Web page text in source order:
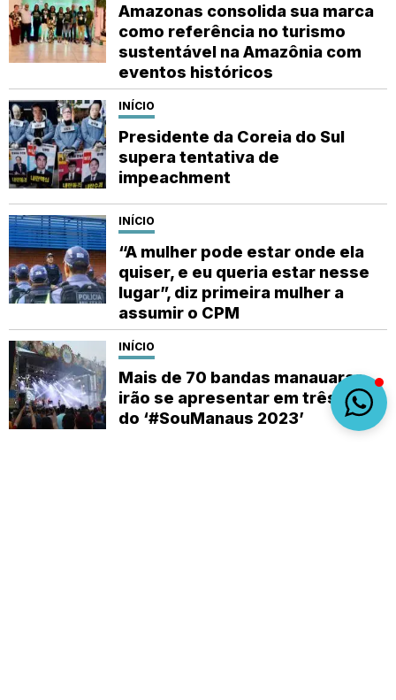
Amazonas consolida sua marca
como referência no turismo
sustentável na Amazônia com
eventos históricos
INÍCIO
Presidente da Coreia do Sul
supera tentativa de
impeachment
INÍCIO
“A mulher pode estar onde ela
quiser, e eu queria estar nesse
lugar”, diz primeira mulher a
assumir o CPM
INÍCIO
Mais de 70 bandas manauaras
irão se apresentar em três dias
do ‘#SouManaus 2023’